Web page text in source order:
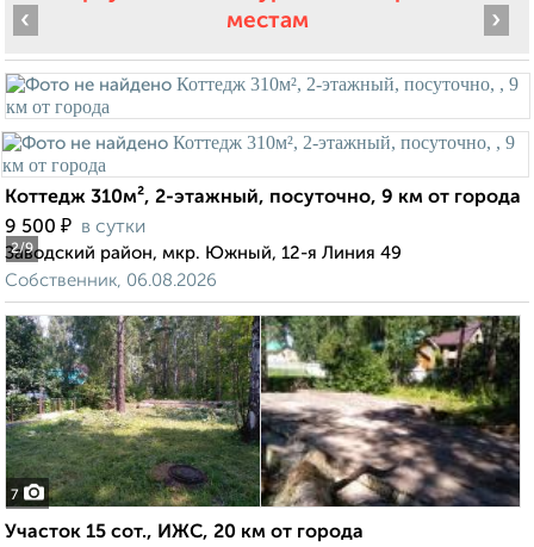
местам
2/9
‹ ›
Коттедж 310м², 2-этажный, посуточно, 9 км от города
9 500 ₽ в сутки
Заводский район, мкр. Южный, 12-я Линия 49
Собственник, 06.08.2026
7
Участок 15 сот., ИЖС, 20 км от города